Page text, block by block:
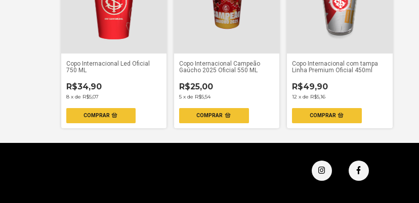
Copo Internacional Led Oficial
750 ML
R$34,90
8 x de R$5,07
Copo Internacional Campeão
Gaúcho 2025 Oficial 550 ML
R$25,00
5 xde R$5,54
Copo Internacional com tampa
Linha Premium Oficial 450ml
R$49,90
12 xde R$5,16